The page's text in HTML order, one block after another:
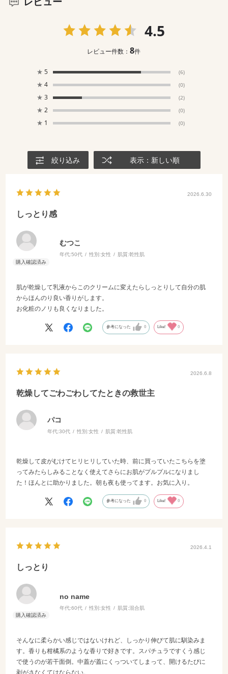
4.5
レビュー件数：8件
★ 5 (6)
★ 4 (0)
★ 3 (2)
★ 2 (0)
★ 1 (0)
絞り込み 表示：新しい順
2026.6.30
しっとり感
むつこ
年代:50代 性別:女性 肌質:乾性肌
肌が乾燥して乳液からこのクリームに変えたらしっとりして自分の肌
からほんのり良い香りがします。
お化粧のノリも良くなりました。
参考になった 0 Like! 0
2026.6.8
乾燥してごわごわしてたときの救世主
パコ
年代:30代 性別:女性 肌質:乾性肌
乾燥して皮がむけてヒリヒリしていた時、前に買っていたこちらを塗
ってみたらしみることなく使えてさらにお肌がプルプルになりまし
た！ほんとに助かりました。朝も夜も使ってます。お気に入り。
参考になった 0 Like! 0
2026.4.1
しっとり
no name
年代:60代 性別:女性 肌質:混合肌
そんなに柔らかい感じではないけれど、しっかり伸びて肌に馴染みま
す。香りも柑橘系のような香りで好きです。スパチュラですくう感じ
で使うのが若干面倒。中蓋が蓋にくっついてしまって、開けるたびに